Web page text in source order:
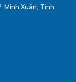
Minh Xuân, Tỉnh